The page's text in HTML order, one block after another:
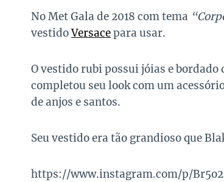
No Met Gala de 2018 com tema
vestidoVersacepara usar.
O vestido rubi possui jóias e bordado
completou seu look com um
de anjos e santos.
Seu vestido era tão grandioso que
https://www.instagram.com/p/